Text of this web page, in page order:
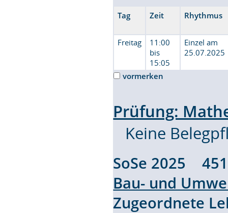
Tag Zeit Rhythmus
Freitag
11:00
bis
15:05
Einzel am
25.07.2025
vormerken
Prüfung:
Keine
SoSe 2025
Bau- und
Zugeordnete